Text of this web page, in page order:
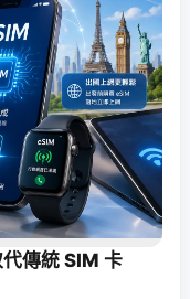
傳統 SIM 卡